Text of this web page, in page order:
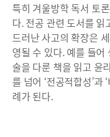
특히 겨울방학 독서 토
다. 전공 관련 도서를 읽
드러난 사고의 확장은
영될 수 있다. 예를 들어
술을 다룬 책을 읽고 윤
를 넘어 ‘전공적합성’과
례가 된다.